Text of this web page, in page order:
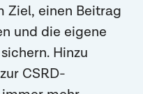
Ziel, einen Beitrag
und die eigene
Hinzu
CSRD-